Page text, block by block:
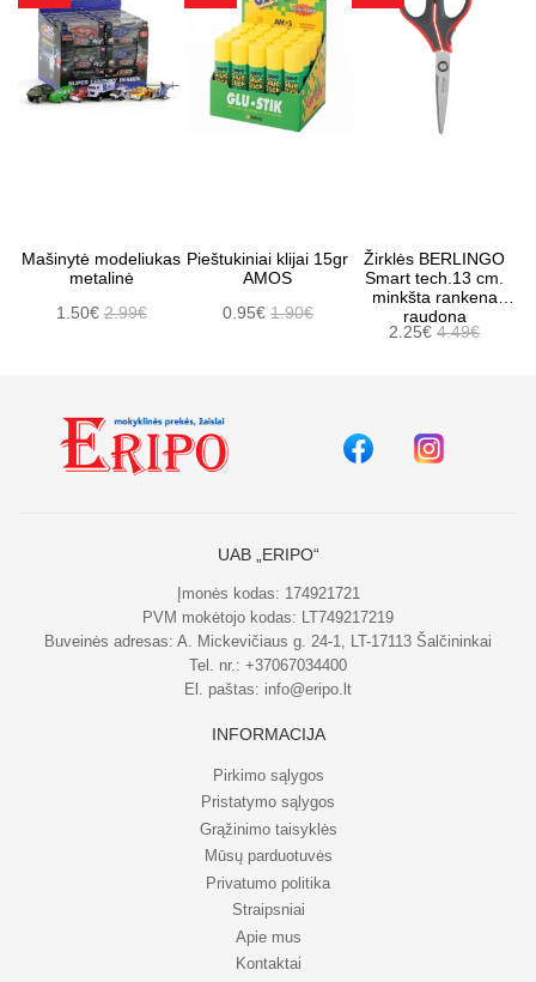
Mašinytė modeliukas
metalinė
1.50€2.99€
Pieštukiniai klijai 15gr
AMOS
0.95€ 1.90€
Žirklės BERLINGO
Smart tech.13 cm.
minkšta rankena
raudona
2.25€4.49€
UAB „ERIPO“
Įmonės kodas: 174921721
PVM mokėtojo kodas: LT749217219
Buveinės adresas: A. Mickevičiaus g. 24-1, LT-17113 Šalčininkai
Tel. nr.: +37067034400
El. paštas: info@eripo.lt
INFORMACIJA
Pirkimo sąlygos
Pristatymo sąlygos
Grąžinimo taisyklės
Mūsų parduotuvės
Privatumo politika
Straipsniai
Apie mus
Kontaktai